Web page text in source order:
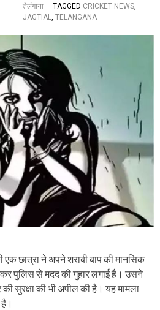
तेलंगाना
TAGGED CRICKET NEWS,
JAGTIAL, TELANGANA
छात्रा ने अपने शराबी बाप की मानसिक
पुलिस से मदद की गुहार लगाई है। उसने
सुरक्षा की भी अपील की है। यह मामला